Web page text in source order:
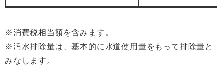
※消費税相当額を含みます。
※汚水排除量は、基本的に水道使用量をもって排除量と
みなします。